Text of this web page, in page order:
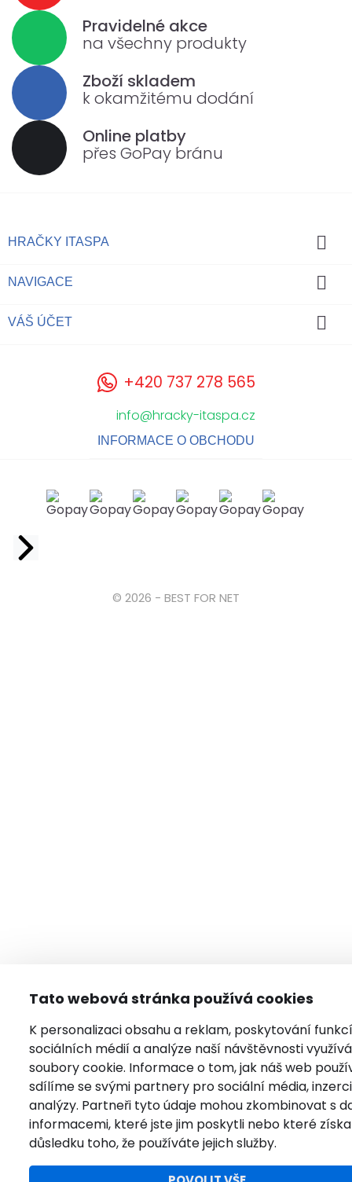
Tato webová stránka používá cookies
K personalizaci obsahu a reklam, poskytování funkcí
sociálních médií a analýze naší návštěvnosti
soubory cookie. Informace o tom, jak náš web
sdílíme se svými partnery pro sociální média,
analýzy. Partneři tyto údaje mohou zkombinovat s
informacemi, které jste jim poskytli nebo které
důsledku toho, že používáte jejich služby.
Pravidelné akce
na všechny produkty
Zboží skladem
k okamžitému dodání
Online platby
přes GoPay bránu
HRAČKY ITASPA 
NAVIGACE 
VÁŠ ÚČET 
+420 737 278 565
info@hracky-itaspa.cz
INFORMACE O OBCHODU
© 2026 - BEST FOR NET